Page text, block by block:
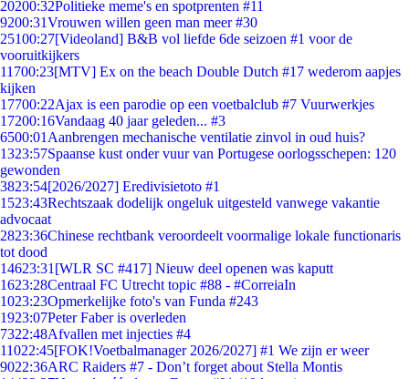
20200:32Politieke meme's en spotprenten #11
9200:31Vrouwen willen geen man meer #30
25100:27[Videoland] B&B vol liefde 6de seizoen #1 voor de
vooruitkijkers
11700:23[MTV] Ex on the beach Double Dutch #17 wederom aapjes
kijken
17700:22Ajax is een parodie op een voetbalclub #7 Vuurwerkjes
17200:16Vandaag 40 jaar geleden... #3
6500:01 Aanbrengen mechanische ventilatie zinvol in oud huis?
1323:57Spaanse kust onder vuur van Portugese oorlogsschepen: 120
gewonden
3823:54[2026/2027] Eredivisietoto #1
1523:43Rechtszaak dodelijk ongeluk uitgesteld vanwege vakantie
advocaat
2823:36Chinese rechtbank veroordeelt voormalige lokale functionaris
tot dood
14623:31 [WLR SC #417] Nieuw deel openen was kaputt
1623:28Centraal FC Utrecht topic #88 - #CorreiaIn
1023:23Opmerkelijke foto's van Funda #243
1923:07Peter Faber is overleden
7322:48Afvallen met injecties #4
11022:45[FOK!Voetbalmanager 2026/2027] #1 We zijn er weer
9022:36ARC Raiders #7 - Don’t forget about Stella Montis